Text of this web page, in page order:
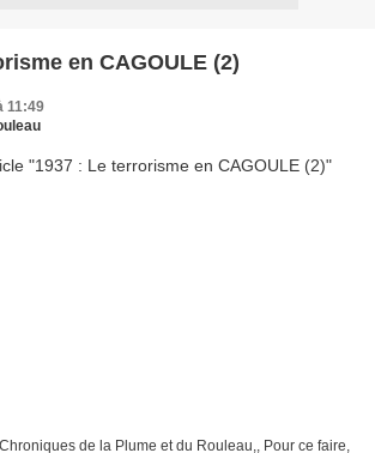
en CAGOULE (2)
11:49
de la Plume et du Rouleau,, Pour ce faire,